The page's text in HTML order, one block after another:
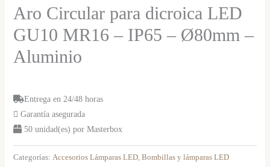
Aro Circular para dicroica LED
GU10 MR16 – IP65 – Ø80mm –
Aluminio
Entrega en 24/48 horas
Garantía asegurada
50 unidad(es) por Masterbox
Categorías: Accesorios Lámparas LED, Bombillas y lámparas LED